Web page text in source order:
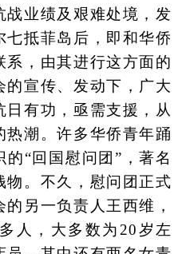
战业绩及艰难处境，发
抵菲岛后，即和华侨
，由其进行这方面的
宣传、发动下，广大
有功，亟需支援，从
潮。许多华侨青年踊
“回国慰问团”，著名
物。不久，慰问团正式
另一负责人王西维，
人，大多数为20岁左